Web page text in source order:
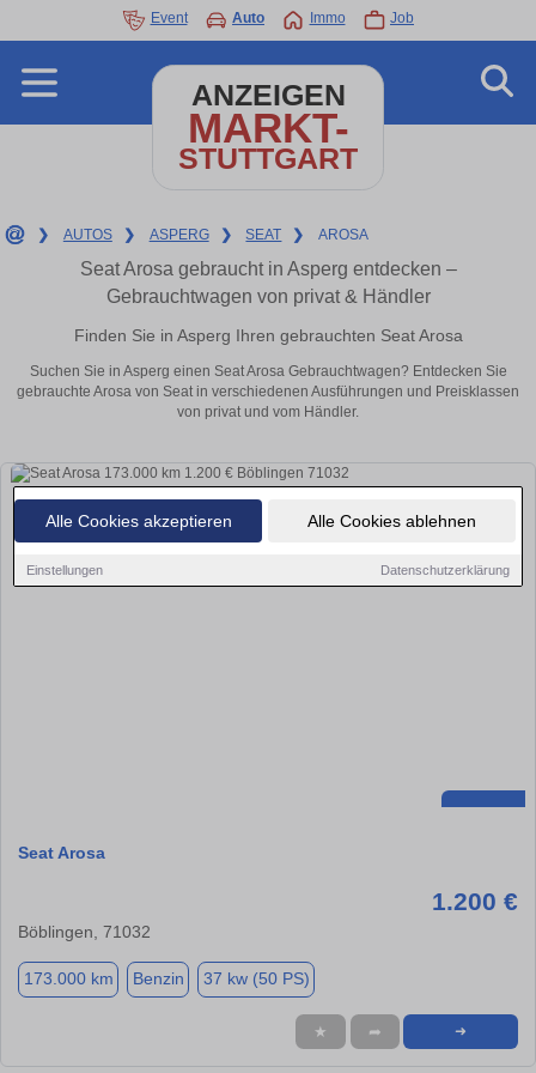
Alle Cookies akzeptieren Alle Cookies ablehnen
Einstellungen Datenschutzerklärung
Event Auto Immo Job
ANZEIGEN
MARKT-
STUTTGART
❯ AUTOS ❯ ASPERG ❯ SEAT ❯ AROSA
Seat Arosa gebraucht in Asperg entdecken –
Gebrauchtwagen von privat & Händler
Finden Sie in Asperg Ihren gebrauchten Seat Arosa
Suchen Sie in Asperg einen Seat Arosa Gebrauchtwagen? Entdecken Sie
gebrauchte Arosa von Seat in verschiedenen Ausführungen und Preisklassen
von privat und vom Händler.
Seat Arosa
1.200 €
Böblingen, 71032
173.000 km Benzin 37 kw (50 PS)
★ ➦ ➜